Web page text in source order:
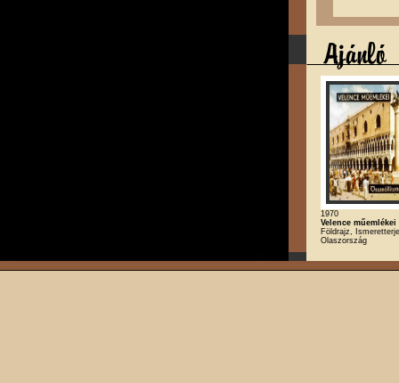
1970
Velence műemlékei
Földrajz,
Olaszország